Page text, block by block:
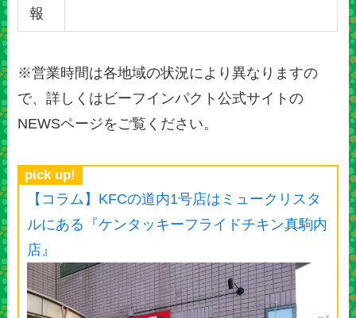
報
※営業時間は各地域の状況により異なりますの
で、詳しくはビーフインパクト公式サイトの
NEWSページをご覧ください。
pick up!
【コラム】KFCの道内1号店はミュークリスタ
ルにある『ケンタッキーフライドチキン真駒内
店』